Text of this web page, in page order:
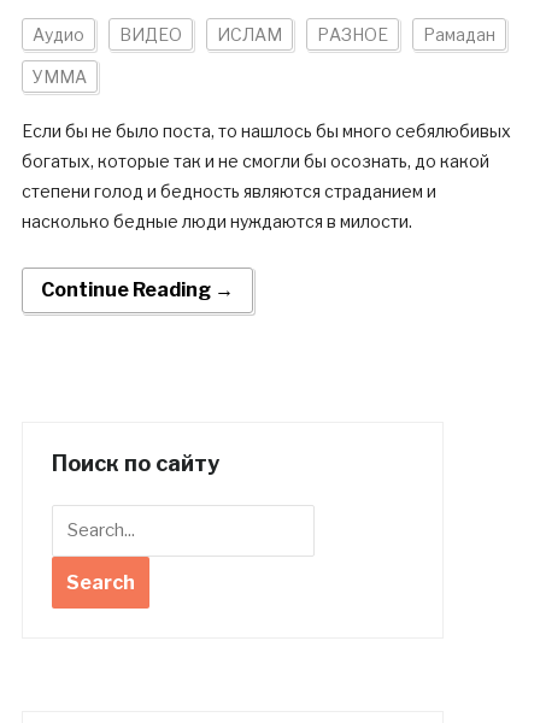
Аудио ВИДЕО ИСЛАМ РАЗНОЕ Рамадан
УММА
Если бы не было поста, то нашлось бы много себялюбивых
богатых, которые так и не смогли бы осознать, до какой
степени голод и бедность являются страданием и
насколько бедные люди нуждаются в милости.
Continue Reading →
Поиск по сайту